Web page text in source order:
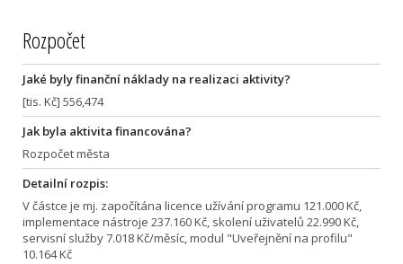
Rozpočet
Jaké byly finanční náklady na realizaci aktivity?
[tis. Kč] 556,474
Jak byla aktivita financována?
Rozpočet města
Detailní rozpis:
V částce je mj. započítána licence užívání programu 121.000 Kč,
implementace nástroje 237.160 Kč, skolení uživatelů 22.990 Kč,
servisní služby 7.018 Kč/měsíc, modul "Uveřejnění na profilu"
10.164 Kč